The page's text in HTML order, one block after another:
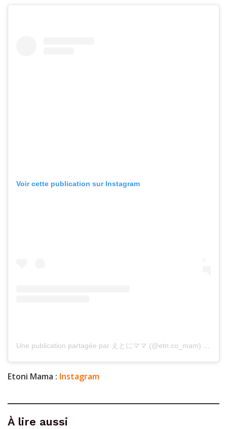
Voir cette publication sur Instagram
Une publication partagée par えとにママ (@etn.co_mam)
Etoni Mama : Instagram
À lire aussi